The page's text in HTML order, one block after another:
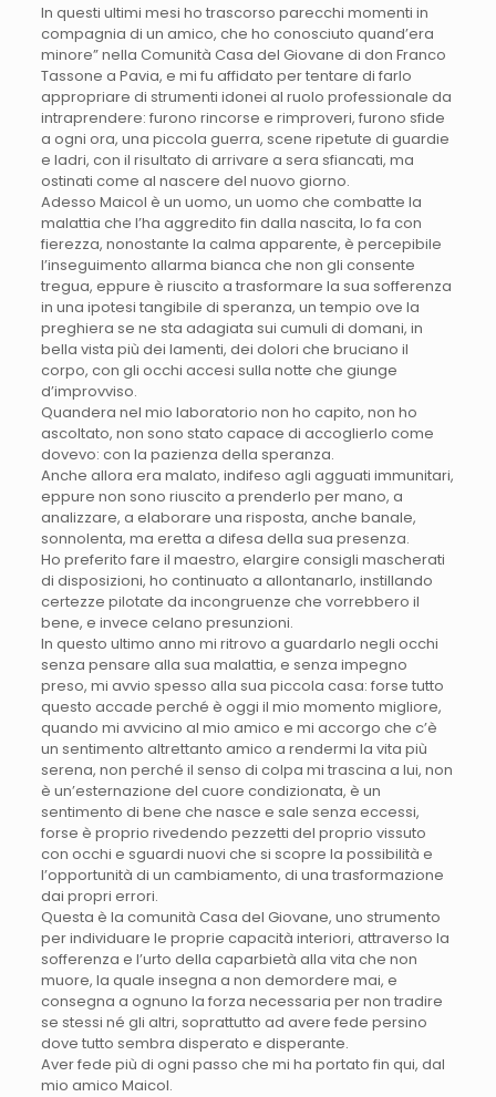
In questi ultimi mesi ho trascorso parecchi momenti in
compagnia di un amico, che ho conosciuto quand’era
minore” nella Comunità Casa del Giovane di don Franco
Tassone a Pavia, e mi fu affidato per tentare di farlo
appropriare di strumenti idonei al ruolo professionale da
intraprendere: furono rincorse e rimproveri, furono sfide
a ogni ora, una piccola guerra, scene ripetute di guardie
e ladri, con il risultato di arrivare a sera sfiancati, ma
ostinati come al nascere del nuovo giorno.
Adesso Maicol è un uomo, un uomo che combatte la
malattia che l’ha aggredito fin dalla nascita, lo fa con
fierezza, nonostante la calma apparente, è percepibile
l’inseguimento allarma bianca che non gli consente
tregua, eppure è riuscito a trasformare la sua sofferenza
in una ipotesi tangibile di speranza, un tempio ove la
preghiera se ne sta adagiata sui cumuli di domani, in
bella vista più dei lamenti, dei dolori che bruciano il
corpo, con gli occhi accesi sulla notte che giunge
d’improvviso.
Quandera nel mio laboratorio non ho capito, non ho
ascoltato, non sono stato capace di accoglierlo come
dovevo: con la pazienza della speranza.
Anche allora era malato, indifeso agli agguati immunitari,
eppure non sono riuscito a prenderlo per mano, a
analizzare, a elaborare una risposta, anche banale,
sonnolenta, ma eretta a difesa della sua presenza.
Ho preferito fare il maestro, elargire consigli mascherati
di disposizioni, ho continuato a allontanarlo, instillando
certezze pilotate da incongruenze che vorrebbero il
bene, e invece celano presunzioni.
In questo ultimo anno mi ritrovo a guardarlo negli occhi
senza pensare alla sua malattia, e senza impegno
preso, mi avvio spesso alla sua piccola casa: forse tutto
questo accade perché è oggi il mio momento migliore,
quando mi avvicino al mio amico e mi accorgo che c’è
un sentimento altrettanto amico a rendermi la vita più
serena, non perché il senso di colpa mi trascina a lui, non
è un’esternazione del cuore condizionata, è un
sentimento di bene che nasce e sale senza eccessi,
forse è proprio rivedendo pezzetti del proprio vissuto
con occhi e sguardi nuovi che si scopre la possibilità e
l’opportunità di un cambiamento, di una trasformazione
dai propri errori.
Questa è la comunità Casa del Giovane, uno strumento
per individuare le proprie capacità interiori, attraverso la
sofferenza e l’urto della caparbietà alla vita che non
muore, la quale insegna a non demordere mai, e
consegna a ognuno la forza necessaria per non tradire
se stessi né gli altri, soprattutto ad avere fede persino
dove tutto sembra disperato e disperante.
Aver fede più di ogni passo che mi ha portato fin qui, dal
mio amico Maicol.